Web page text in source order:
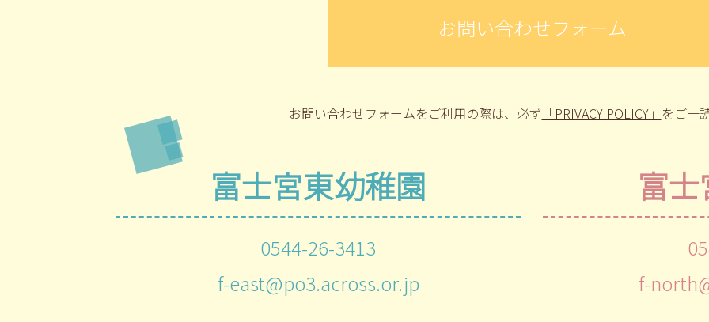
お問い合わせフォーム
お問い合わせフォームをご利用の際は、 必ず 「PRIVACY POLICY」 をご一
富士宮東幼稚園
0544-26-3413
f-east@po3.across.or.jp
富
f-